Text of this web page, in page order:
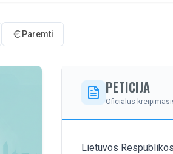
Paremti
PETICIJA
Oficialus
Lietuvos